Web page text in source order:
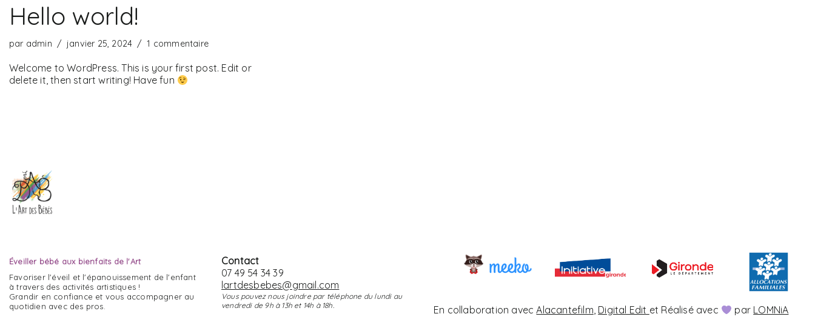
Hello world!
par admin janvier 25, 2024 1 commentaire
Welcome to WordPress. This is your first post. Edit or
delete it, then start writing! Have fun
Éveiller bébé aux bienfaits de l'Art
Favoriser l'éveil et l'épanouissement de l'enfant
à travers des activités artistiques !
Grandir en confiance et vous accompagner au
quotidien avec des pros.
Contact
07 49 54 34 39
lartdesbebes@gmail.com
Vous pouvez nous joindre par téléphone du lundi au
vendredi de 9h à 13h et 14h à 18h.
En collaboration avecAlacantefilm, Digital Edit et Réalisé avec par LOMNiA